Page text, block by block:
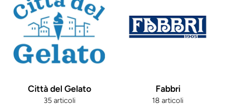
Città del Gelato
35 articoli
Fabbri
18 articoli